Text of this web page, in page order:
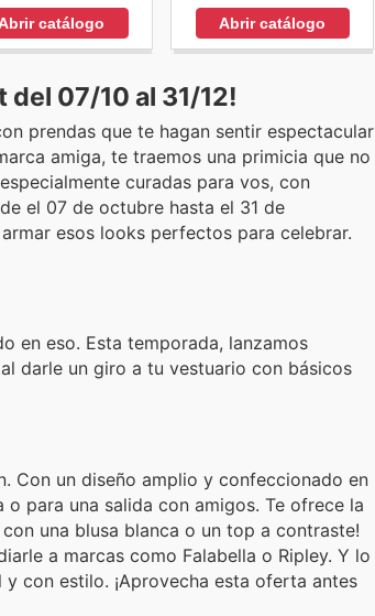
catálogo Abrir catálogo
del 07/10 al 31/12!
prendas que te hagan sentir espectacular
amiga, te traemos una primicia que no
curadas para vos, con
el 07 de octubre hasta el 31 de
esos looks perfectos para celebrar.
en eso. Esta temporada, lanzamos
darle un giro a tu vestuario con básicos
Con un diseño amplio y confeccionado en
para una salida con amigos. Te ofrece la
una blusa blanca o un top a contraste!
a marcas como Falabella o Ripley. Y lo
con estilo. ¡Aprovecha esta oferta antes